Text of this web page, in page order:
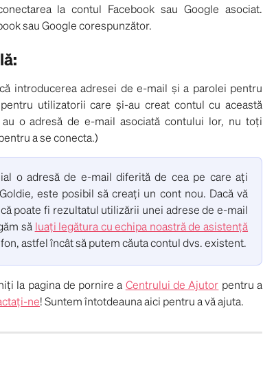
la contul Facebook sau Google asociat.
sau Google corespunzător.
:
introducerea adresei de e-mail și a parolei pentru
utilizatorii care și-au creat contul cu această
o adresă de e-mail asociată contului lor, nu toți
a se conecta.)
o adresă de e-mail diferită de cea pe care ați
este posibil să creați un cont nou. Dacă vă
poate fi rezultatul utilizării unei adrese de e-mail
să luați legătura cu echipa noastră de asistență
astfel încât să putem căuta contul dvs. existent.
la pagina de pornire a Centrului de Ajutor pentru a
ne! Suntem întotdeauna aici pentru a vă ajuta.